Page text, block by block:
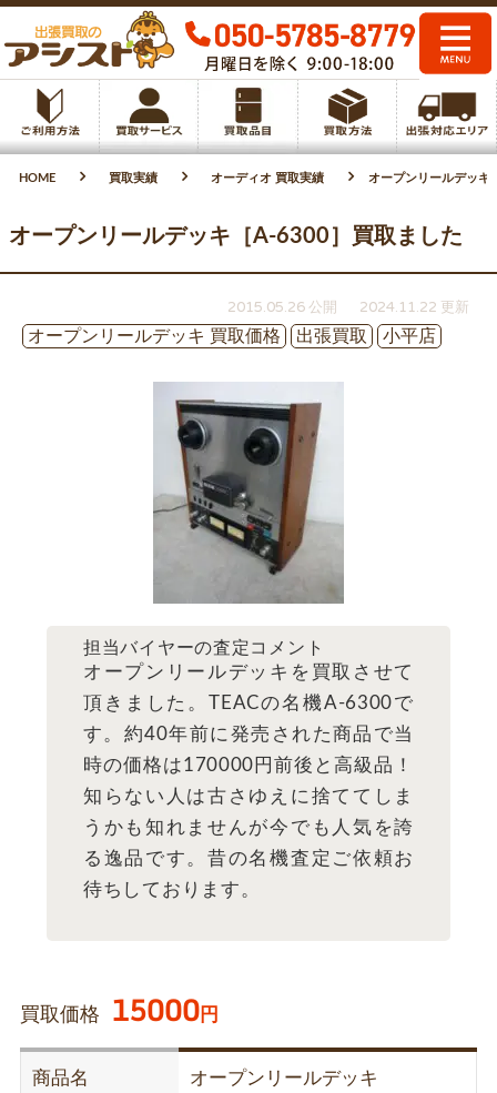
HOME 買取実績 オーディオ 買取実績 オープンリールデッキ
オープンリールデッキ［A-6300］買取ました
2015.05.26 公開
2024.11.22 更新
オープンリールデッキ 買取価格
出張買取 小平店
担当バイヤーの査定コメント
オープンリールデッキを買取させて
頂きました。TEACの名機A-6300で
す。約40年前に発売された商品で当
時の価格は170000円前後と高級品！
知らない人は古さゆえに捨ててしま
うかも知れませんが今でも人気を誇
る逸品です。昔の名機査定ご依頼お
待ちしております。
買取価格 15000円
商品名 オープンリールデッキ